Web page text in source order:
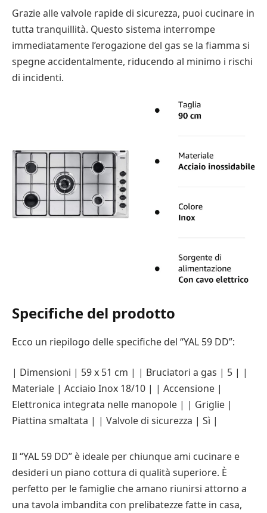
Grazie alle valvole rapide di sicurezza, puoi cucinare in
tutta tranquillità. Questo sistema interrompe
immediatamente l’erogazione del gas se la fiamma si
spegne accidentalmente, riducendo al minimo i rischi
di incidenti.
Specifiche del prodotto
Ecco un riepilogo delle specifiche del “YAL 59 DD”:
| Dimensioni | 59 x 51 cm | | Bruciatori a gas | 5 | |
Materiale | Acciaio Inox 18/10 | | Accensione |
Elettronica integrata nelle manopole | | Griglie |
Piattina smaltata | | Valvole di sicurezza | Sì |
Il “YAL 59 DD” è ideale per chiunque ami cucinare e
desideri un piano cottura di qualità superiore. È
perfetto per le famiglie che amano riunirsi attorno a
una tavola imbandita con prelibatezze fatte in casa,